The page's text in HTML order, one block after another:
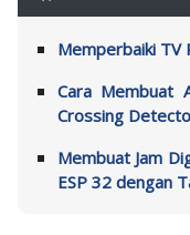
Memperbaiki TV
Cara Membuat
Crossing
Membuat Jam
ESP 32 dengan